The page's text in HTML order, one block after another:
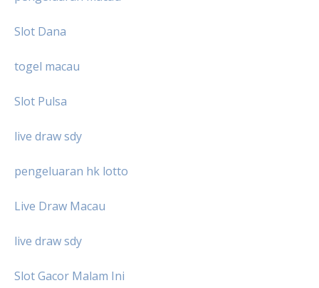
Slot Dana
togel macau
Slot Pulsa
live draw sdy
pengeluaran hk lotto
Live Draw Macau
live draw sdy
Slot Gacor Malam Ini